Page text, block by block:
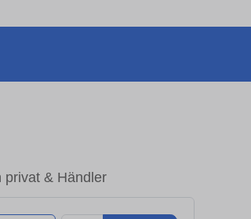
privat & Händler